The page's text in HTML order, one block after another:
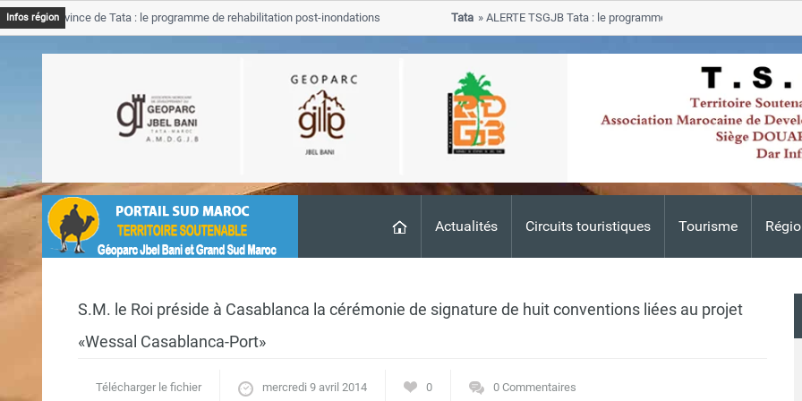
Actualités Circuits touristiques Tourisme
Infos région
Province de Tata : le programme de rehabilitation post-inondations
Tata
ALERTE TSGJB Tata : le programme de rehabilitation post-
progresse dans les zones sinistrees
S.M. le Roi préside à Casablanca la cérémonie de signature de huit conventions liées au projet
«Wessal Casablanca-Port»
Télécharger le fichier mercredi 9 avril 2014 0 0 Commentaires